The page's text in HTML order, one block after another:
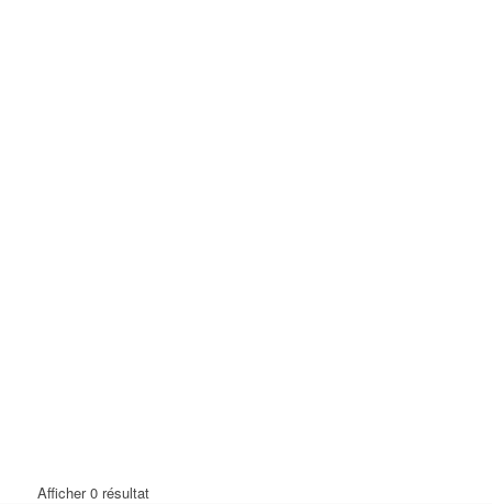
Afficher 0 résultat